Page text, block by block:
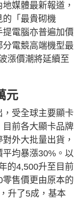
媒體最新報道，
的「最貴砌機
電腦亦普遍加價
電競高端機型最
漲價潮將延續至
元
受全球主要顯卡
前各大顯卡品牌
外大批量出貨，
均暴漲30%。以
的4,500升至目前
售價更由原本的
升了5成，基本